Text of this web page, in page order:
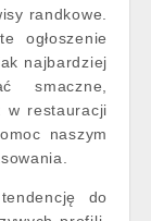
randkowe.
ogłoszenie
najbardziej
smaczne,
w restauracji
naszym
do